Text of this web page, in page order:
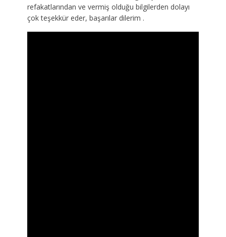
refakatlarından ve vermiş olduğu bilgilerden dolayı
çok teşekkür eder, başarılar dilerim .